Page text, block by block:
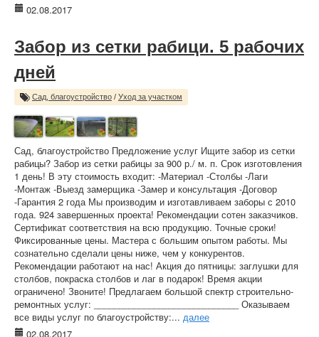
02.08.2017
Забор из сетки рабици. 5 рабочих
дней
Сад, благоустройство / Уход за участком
Сад, благоустройство Предложение услуг Ищите забор из сетки
рабицы? Забор из сетки рабицы за 900 р./ м. п. Срок изготовления
1 день! В эту стоимость входит: -Материал -Столбы -Лаги
-Монтаж -Выезд замерщика -Замер и консультация -Договор
-Гарантия 2 года Мы производим и изготавливаем заборы с 2010
года. 924 завершенных проекта! Рекомендации сотен заказчиков.
Сертификат соответствия на всю продукцию. Точные сроки!
Фиксированные цены. Мастера с большим опытом работы. Мы
сознательно сделали цены ниже, чем у конкурентов.
Рекомендации работают на нас! Акция до пятницы: заглушки для
столбов, покраска столбов и лаг в подарок! Время акции
ограничено! Звоните! Предлагаем большой спектр строительно-
ремонтных услуг: _____________________________ Оказываем
все виды услуг по благоустройству:... далее
02.08.2017